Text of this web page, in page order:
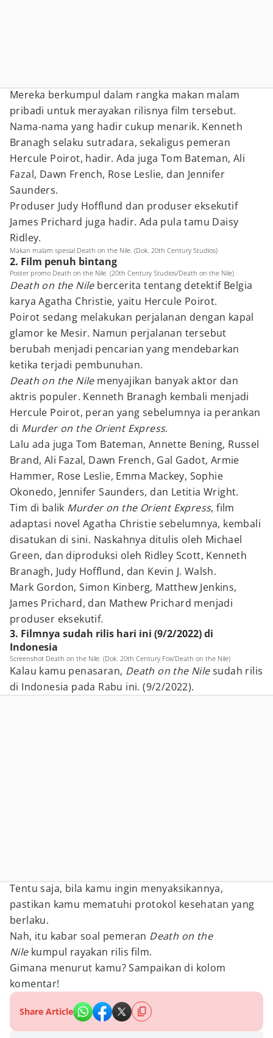
Mereka berkumpul dalam rangka makan malam
pribadi untuk merayakan rilisnya film tersebut.
Nama-nama yang hadir cukup menarik. Kenneth
Branagh selaku sutradara, sekaligus pemeran
Hercule Poirot, hadir. Ada juga Tom Bateman, Ali
Fazal, Dawn French, Rose Leslie, dan Jennifer
Saunders.
Produser Judy Hofflund dan produser eksekutif
James Prichard juga hadir. Ada pula tamu Daisy
Ridley.
Makan malam spesial Death on the Nile. (Dok. 20th Century Studios)
2. Film penuh bintang
Poster promo Death on the Nile. (20th Century Studios/Death on the Nile)
Death on the Nile bercerita tentang detektif Belgia
karya Agatha Christie, yaitu Hercule Poirot.
Poirot sedang melakukan perjalanan dengan kapal
glamor ke Mesir. Namun perjalanan tersebut
berubah menjadi pencarian yang mendebarkan
ketika terjadi pembunuhan.
Death on the Nile menyajikan banyak aktor dan
aktris populer. Kenneth Branagh kembali menjadi
Hercule Poirot, peran yang sebelumnya ia perankan
di Murder on the Orient Express.
Lalu ada juga Tom Bateman, Annette Bening, Russel
Brand, Ali Fazal, Dawn French, Gal Gadot, Armie
Hammer, Rose Leslie, Emma Mackey, Sophie
Okonedo, Jennifer Saunders, dan Letitia Wright.
Tim di balik Murder on the Orient Express, film
adaptasi novel Agatha Christie sebelumnya, kembali
disatukan di sini. Naskahnya ditulis oleh Michael
Green, dan diproduksi oleh Ridley Scott, Kenneth
Branagh, Judy Hofflund, dan Kevin J. Walsh.
Mark Gordon, Simon Kinberg, Matthew Jenkins,
James Prichard, dan Mathew Prichard menjadi
produser eksekutif.
3. Filmnya sudah rilis hari ini (9/2/2022) di
Indonesia
Screenshot Death on the Nile. (Dok. 20th Century Fox/Death on the Nile)
Kalau kamu penasaran, Death on the Nilesudah rilis
di Indonesia pada Rabu ini. (9/2/2022).
Tentu saja, bila kamu ingin menyaksikannya,
pastikan kamu mematuhi protokol kesehatan yang
berlaku.
Nah, itu kabar soal pemeran Death on the
Nile kumpul rayakan rilis film.
Gimana menurut kamu? Sampaikan di kolom
komentar!
Share Article